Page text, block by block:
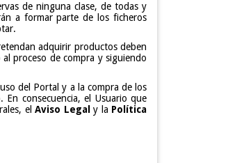
de ninguna clase, de todas y
a formar parte de los ficheros
adquirir productos deben
proceso de compra y siguiendo
del Portal y a la compra de los
consecuencia, el Usuario que
elAviso Legal y la Política